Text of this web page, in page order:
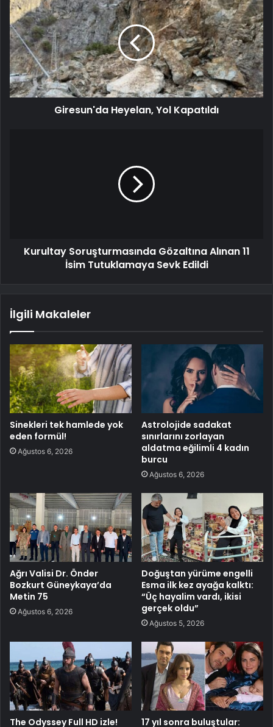
Giresun'da Heyelan, Yol Kapatıldı
Kurultay Soruşturmasında Gözaltına Alınan 11
İsim Tutuklamaya Sevk Edildi
İlgili Makaleler
Sinekleri tek hamlede yok
eden formül!
Ağustos 6, 2026
Astrolojide sadakat
sınırlarını zorlayan
aldatma eğilimli 4 kadın
burcu
Ağustos 6, 2026
Ağrı Valisi Dr. Önder
Bozkurt Güneykaya’da
Metin 75
Ağustos 6, 2026
Doğuştan yürüme engelli
Esma ilk kez ayağa kalktı:
“Üç hayalim vardı, ikisi
gerçek oldu”
Ağustos 5, 2026
The Odyssey Full HD izle! 17 yıl sonra buluştular: